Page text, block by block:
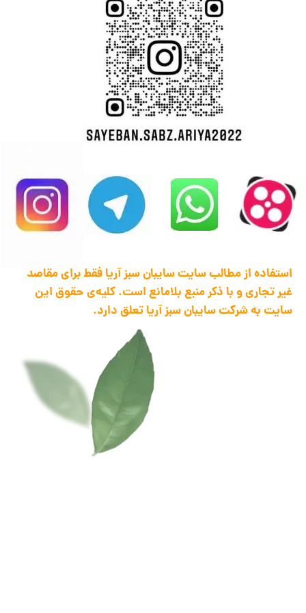
1398 .تمام حقوق این سایت متعلق به ... می باشد
استفاده از مطالب سایت سایبان سبز آریا فقط برای مقاصد
غیر تجاری و با ذکر منبع بلامانع است. کلیه‌ی حقوق این
سایت به شرکت سایبان سبز آریا تعلق دارد.